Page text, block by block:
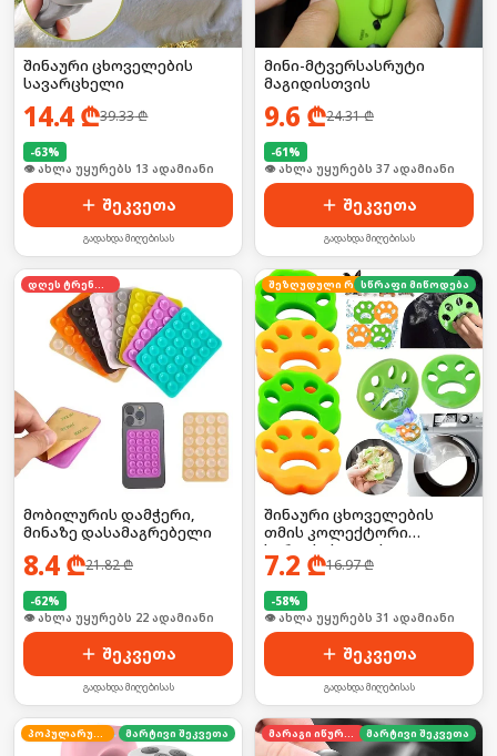
შინაური ცხოველების
სავარცხელი
14.4₾39.33₾
-63%
🛒 ბოლო 24სთ-ში იყიდა 22-მა
შეკვეთა
გადახდა მიღებისას
მინი-მტვერსასრუტი
მაგიდისთვის
9.6 ₾24.31₾
-61%
🛒 ბოლო 24სთ-ში იყიდა 8-მა
შეკვეთა
გადახდა მიღებისას
დღეს ტრენდში
მობილურის დამჭერი,
მინაზე დასამაგრებელი
8.4₾21.82₾
-62%
🛒 ბოლო 24სთ-ში იყიდა 35-მა
შეკვეთა
გადახდა მიღებისას
შეზღუდული რაოდენობა
სწრაფი მიწოდება
შინაური ცხოველების
თმის კოლექტორი
სარეცხისათვის 2ც
7.2 ₾16.97₾
-58%
🛒 ბოლო 24სთ-ში იყიდა 42-მა
შეკვეთა
გადახდა მიღებისას
პოპულარული მარტივი შეკვეთა მარაგი იწურება მარტივი შეკვეთა